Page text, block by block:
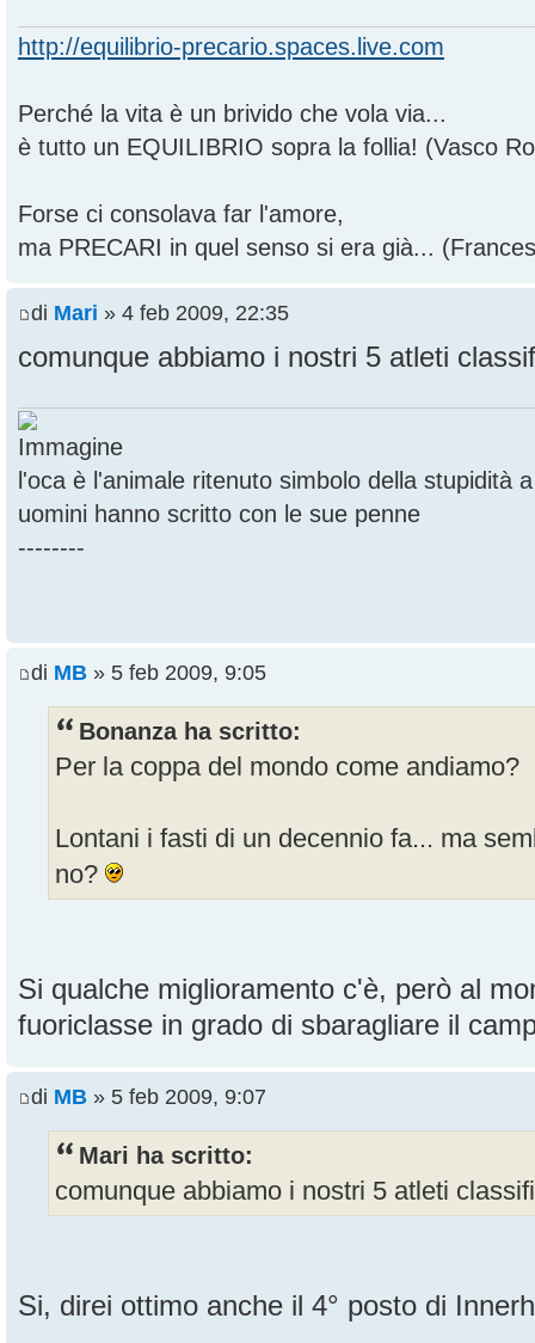
http://equilibrio-precario.spaces.live.com
Perché la vita è un brivido che vola via...
è tutto un EQUILIBRIO sopra la follia! (Vasco
Forse ci consolava far l'amore,
ma PRECARI in quel senso si era già...
di Mari » 4 feb 2009, 22:35
comunque abbiamo i nostri 5 atleti
l'oca è l'animale ritenuto simbolo della stupidità
uomini hanno scritto con le sue penne
--------
di MB » 5 feb 2009, 9:05
Bonanza ha scritto:
Per la coppa del mondo come andiamo?
Lontani i fasti di un decennio fa... ma
no?
Si qualche miglioramento c'è, però al
fuoriclasse in grado di sbaragliare il
di MB » 5 feb 2009, 9:07
Mari ha scritto:
comunque abbiamo i nostri 5 atleti
Si, direi ottimo anche il 4° posto di